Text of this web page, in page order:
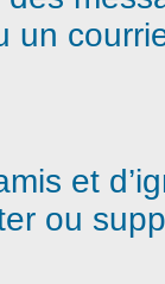
un
et
ou